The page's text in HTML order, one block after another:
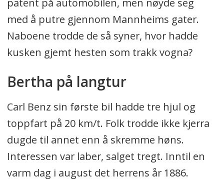
med å putre gjennom Mannheims gater.
Naboene trodde de så syner, hvor hadde
kusken gjemt hesten som trakk vogna?
Bertha på langtur
Carl Benz sin første bil hadde tre hjul og
toppfart på 20 km/t. Folk trodde ikke kjerra
dugde til annet enn å skremme høns.
Interessen var laber, salget tregt. Inntil en
varm dag i august det herrens år 1886.